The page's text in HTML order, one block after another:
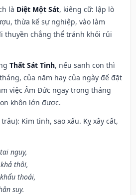
là Diệt Một Sát, kiêng cữ: lập lò
thừa kế sự nghiệp, vào làm
thuyền chẳng thể tránh khỏi rủi
Thất Sát Tinh, nếu sanh con thì
của năm hay của ngày để đặt
việc Âm Đức ngay trong tháng
khôn lớn được.
Kim tinh, sao xấu. Kỵ xây cất,
nguy,
thôi,
thoái,
suy.